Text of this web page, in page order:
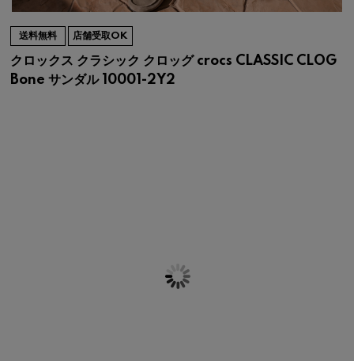
送料無料 店舗受取OK
クロックス クラシック クロッグ crocs CLASSIC CLOG
Bone サンダル 10001-2Y2